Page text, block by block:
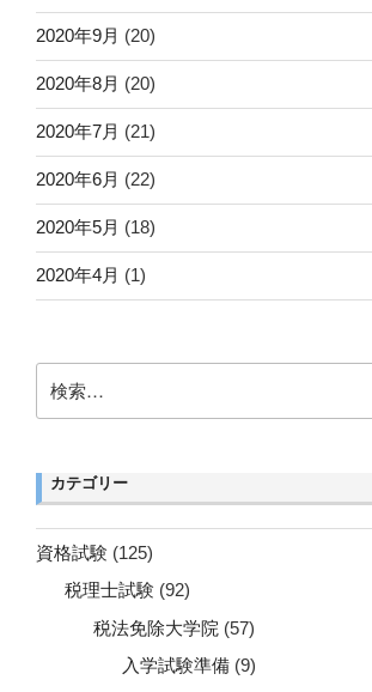
2020年9月 (20)
2020年8月 (20)
2020年7月 (21)
2020年6月 (22)
2020年5月 (18)
2020年4月 (1)
索:
カテゴリー
資格試験 (125)
税理士試験 (92)
税法免除大学院 (57)
入学試験準備 (9)